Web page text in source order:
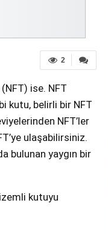
2
ise. NFT
kutu, belirli bir NFT
NFT’ler
ulaşabilirsiniz.
bulunan yaygın bir
kutuyu